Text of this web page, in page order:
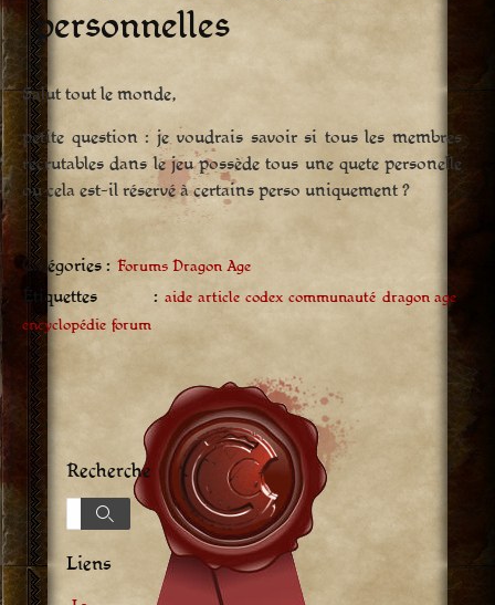
personnelles
Salut tout le monde,
petite question : je voudrais savoir si tous les membres
recrutables dans le jeu possède tous une quete personelle
ou cela est-il réservé à certains perso uniquement ?
Catégories : Forums Dragon Age
Étiquettes : aide article codex communauté dragon age
encyclopédie forum
Recherche
Recherche
Recherche
Liens